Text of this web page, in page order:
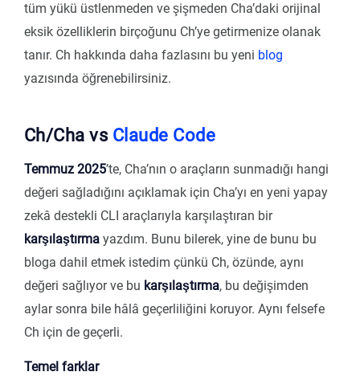
tüm yükü üstlenmeden ve şişmeden Cha’daki orijinal
eksik özelliklerin birçoğunu Ch’ye getirmenize olanak
tanır. Ch hakkında daha fazlasını bu yeni blog
yazısında öğrenebilirsiniz.
Ch/Cha vs Claude Code
Temmuz 2025’te, Cha’nın o araçların sunmadığı hangi
değeri sağladığını açıklamak için Cha’yı en yeni yapay
zekâ destekli CLI araçlarıyla karşılaştıran bir
karşılaştırma yazdım. Bunu bilerek, yine de bunu bu
bloga dahil etmek istedim çünkü Ch, özünde, aynı
değeri sağlıyor ve bu karşılaştırma, bu değişimden
aylar sonra bile hâlâ geçerliliğini koruyor. Aynı felsefe
Ch için de geçerli.
Temel farklar